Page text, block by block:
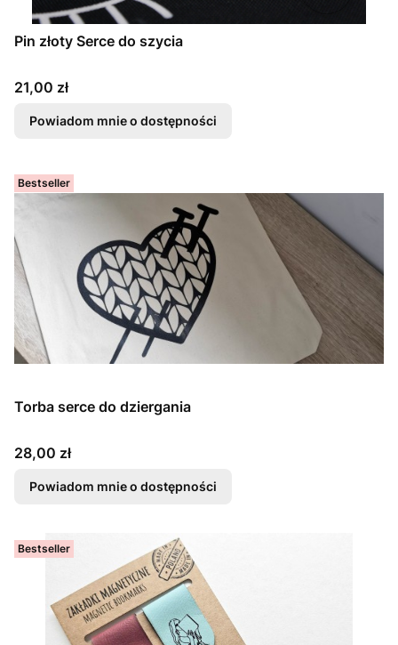
Pin złoty Serce do szycia
Cena
21,00 zł
Powiadom mnie o dostępności
Bestseller
Torba serce do dziergania
Cena
28,00 zł
Powiadom mnie o dostępności
Bestseller